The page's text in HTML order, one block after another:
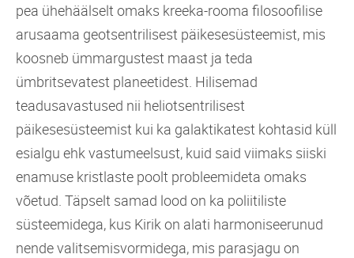
pea ühehäälselt omaks kreeka-rooma filosoofilise
arusaama geotsentrilisest päikesesüsteemist, mis
koosneb ümmargustest maast ja teda
ümbritsevatest planeetidest. Hilisemad
teadusavastused nii heliotsentrilisest
päikesesüsteemist kui ka galaktikatest kohtasid küll
esialgu ehk vastumeelsust, kuid said viimaks siiski
enamuse kristlaste poolt probleemideta omaks
võetud. Täpselt samad lood on ka poliitiliste
süsteemidega, kus Kirik on alati harmoniseerunud
nende valitsemisvormidega, mis parasjagu on